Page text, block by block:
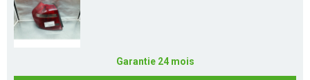
Appelez-nous
Garantie 24 mois